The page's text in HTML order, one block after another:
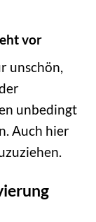
vor
unschön,
unbedingt
Auch hier